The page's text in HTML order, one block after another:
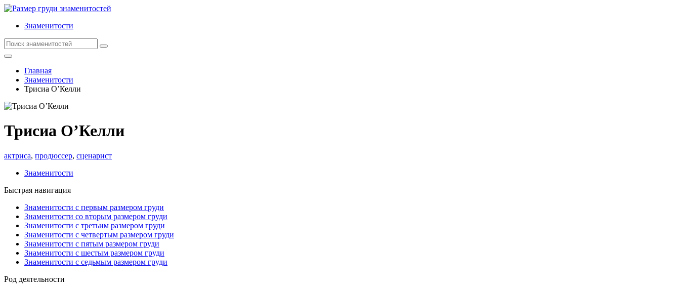
Знаменитости
Главная
Знаменитости
Трисиа О’Келли
Трисиа О’Келли
актриса, продюссер, сценарист
Знаменитости
Быстрая навигация
Знаменитости с первым размером груди
Знаменитости со вторым размером груди
Знаменитости с третьим размером груди
Знаменитости с четвертым размером груди
Знаменитости с пятым размером груди
Знаменитости с шестым размером груди
Знаменитости с седьмым размером груди
Род деятельности